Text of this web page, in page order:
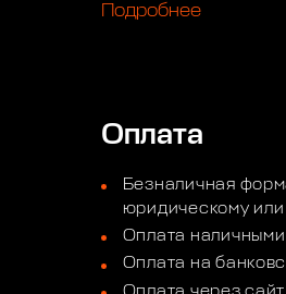
Подробнее
Оплата
Безналичная
юридическому или
Оплата наличными
Оплата на